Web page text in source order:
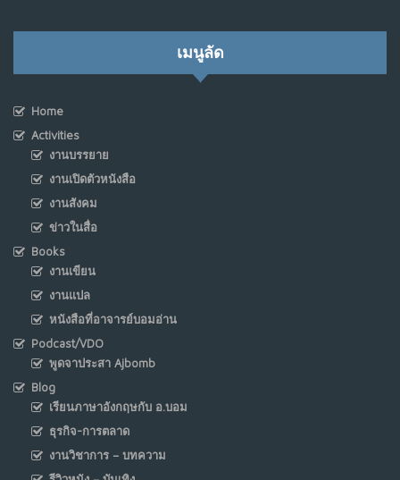
เมนูลัด
Home
Activities
งานบรรยาย
งานเปิดตัวหนังสือ
งานสังคม
ข่าวในสื่อ
Books
งานเขียน
งานแปล
หนังสือที่อาจารย์บอมอ่าน
Podcast/VDO
พูดจาประสา Ajbomb
Blog
เรียนภาษาอังกฤษกับ อ.บอม
ธุรกิจ-การตลาด
งานวิชาการ – บทความ